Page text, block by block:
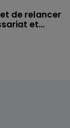
de relancer
et...